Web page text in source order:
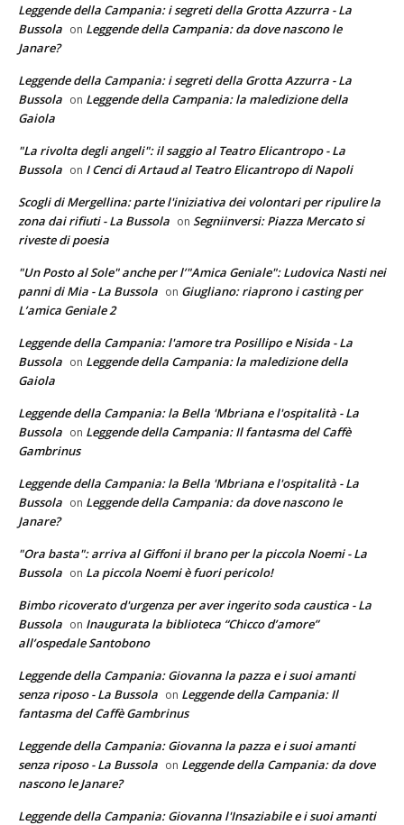
Leggende della Campania: i segreti della Grotta Azzurra - La
Bussola on Leggende della Campania: da dove nascono le
Janare?
Leggende della Campania: i segreti della Grotta Azzurra - La
Bussola on Leggende della Campania: la maledizione della
Gaiola
"La rivolta degli angeli": il saggio al Teatro Elicantropo - La
Bussola on I Cenci di Artaud al Teatro Elicantropo di Napoli
Scogli di Mergellina: parte l'iniziativa dei volontari per ripulire la
zona dai rifiuti - La Bussola on Segniinversi: Piazza Mercato si
riveste di poesia
"Un Posto al Sole" anche per l’"Amica Geniale": Ludovica Nasti nei
panni di Mia - La Bussola on Giugliano: riaprono i casting per
L’amica Geniale 2
Leggende della Campania: l'amore tra Posillipo e Nisida - La
Bussola on Leggende della Campania: la maledizione della
Gaiola
Leggende della Campania: la Bella 'Mbriana e l'ospitalità - La
Bussola on Leggende della Campania: Il fantasma del Caffè
Gambrinus
Leggende della Campania: la Bella 'Mbriana e l'ospitalità - La
Bussola on Leggende della Campania: da dove nascono le
Janare?
"Ora basta": arriva al Giffoni il brano per la piccola Noemi - La
Bussola on La piccola Noemi è fuori pericolo!
Bimbo ricoverato d'urgenza per aver ingerito soda caustica - La
Bussola on Inaugurata la biblioteca “Chicco d’amore”
all’ospedale Santobono
Leggende della Campania: Giovanna la pazza e i suoi amanti
senza riposo - La Bussola on Leggende della Campania: Il
fantasma del Caffè Gambrinus
Leggende della Campania: Giovanna la pazza e i suoi amanti
senza riposo - La Bussola on Leggende della Campania: da dove
nascono le Janare?
Leggende della Campania: Giovanna l'Insaziabile e i suoi amanti